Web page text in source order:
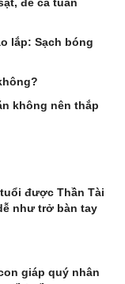
lắp: Sạch bóng
không nên thắp
được Thần Tài
như trở bàn tay
giáp quý nhân